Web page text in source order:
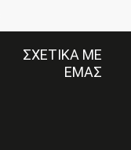
ΣΧΕΤΙΚΆ ΜΕ
ΕΜΆΣ